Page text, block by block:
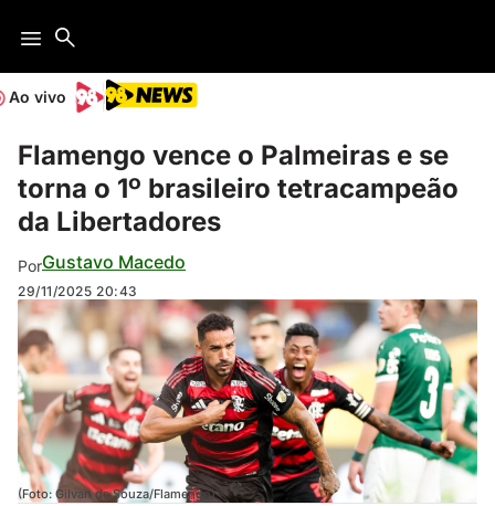
Ao vivo
Flamengo vence o Palmeiras e se
torna o 1º brasileiro tetracampeão
da Libertadores
PorGustavo Macedo
29/11/2025 20:43
(Foto: Gilvan de Souza/Flamengo)